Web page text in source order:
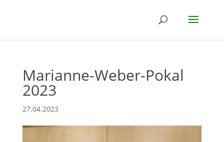
Marianne-Weber-Pokal
2023
27.04.2023